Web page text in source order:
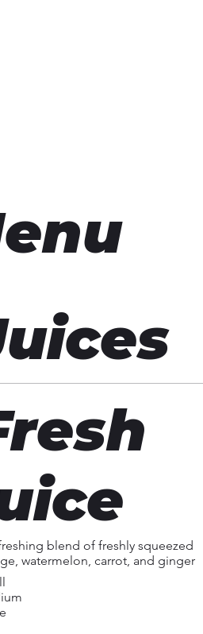
blend of freshly squeezed
watermelon, carrot, and ginger